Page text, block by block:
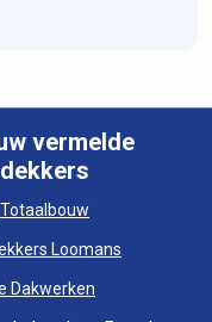
vermelde
Totaalbouw
Loomans
Dakwerken